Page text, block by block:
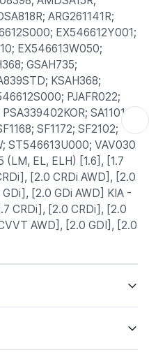
ARG261141R;
EX546612Y001;
EX546613W050;
GSAH735;
KSAH368;
PJAFR022;
SA1101C;
SF1172; SF2102;
ST546613U000; VAV030
(LM, EL, ELH) [1.6], [1.7
[2.0 CRDi AWD], [2.0
[2.0 GDi AWD] KIA -
CRDi], [2.0 CRDi], [2.0
AWD], [2.0 GDI], [2.0